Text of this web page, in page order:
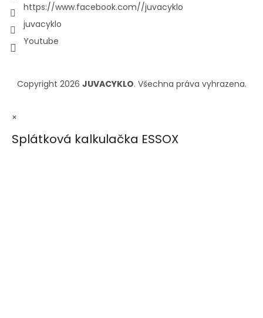
https://www.facebook.com//juvacyklo
juvacyklo
Youtube
Copyright 2026 JUVACYKLO. Všechna práva vyhrazena.
×
Splátková kalkulačka ESSOX